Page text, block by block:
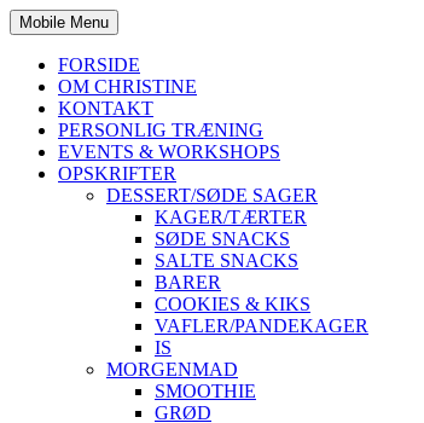
Mobile Menu
FORSIDE
OM CHRISTINE
KONTAKT
PERSONLIG TRÆNING
EVENTS & WORKSHOPS
OPSKRIFTER
DESSERT/SØDE SAGER
KAGER/TÆRTER
SØDE SNACKS
SALTE SNACKS
BARER
COOKIES & KIKS
VAFLER/PANDEKAGER
IS
MORGENMAD
SMOOTHIE
GRØD